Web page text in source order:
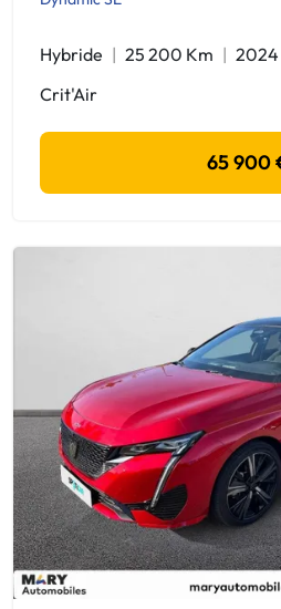
Hybride 25 200 Km
2024
Crit'Air
65 900